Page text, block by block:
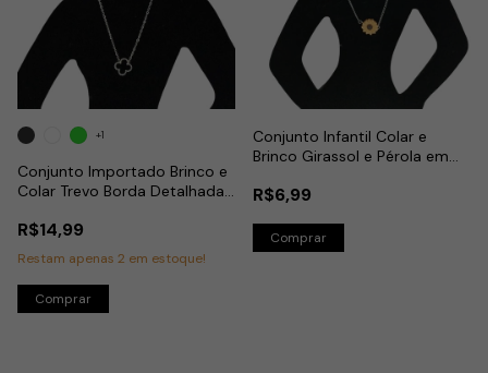
Conjunto Importado Brinco e
Colar Trevo Borda Detalhada
R$14,99
Restam apenas 2 em estoque!
+1
Comprar
Conjunto Infantil Colar e
Brinco Girassol e Pérola em
R$6,99